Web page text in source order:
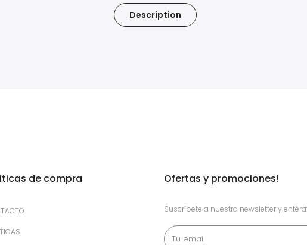
Description
de compra Ofertas y promociones!
Suscríbete a nuestra newsletter y